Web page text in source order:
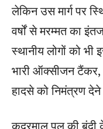
लेकिन उस मार्ग पर
वर्षों से मरम्मत का
स्थानीय लोगों को
भारी ऑक्सीजन टैंकर,
हादसे को निमंत्रण